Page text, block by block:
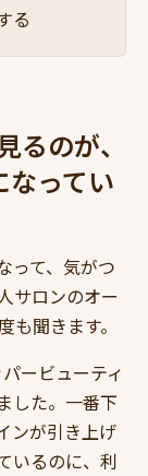
る
るのが、
なってい
って、気がつ
サロンのオー
聞きます。
ービューティ
した。一番下
ンが引き上げ
いるのに、利